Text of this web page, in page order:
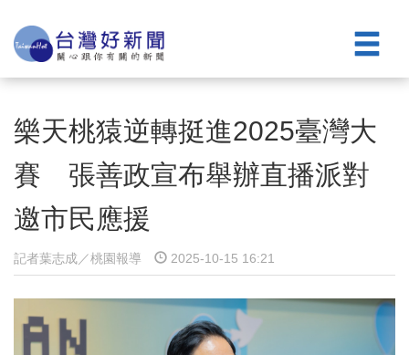
樂天桃猿逆轉挺進2025臺灣大
賽 張善政宣布舉辦直播派對
邀市民應援
記者葉志成／桃園報導 2025-10-15 16:21